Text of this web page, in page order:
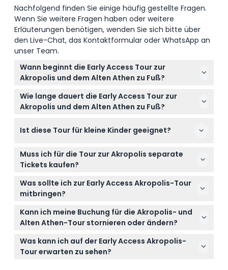
Nachfolgend finden Sie einige häufig gestellte Fragen.
Wenn Sie weitere Fragen haben oder weitere
Erläuterungen benötigen, wenden Sie sich bitte über
den Live-Chat, das Kontaktformular oder WhatsApp an
unser Team.
Wann beginnt die Early Access Tour zur
Akropolis und dem Alten Athen zu Fuß?
Die Touren beginnen früh am Morgen,
normalerweise um 8:15 Uhr oder 8:45 Uhr, was Ihnen
ein ruhiges und kühles Erlebnis vor dem Eintreffen
der Menschenmengen bietet (änderbar – bitte
zum Zeitpunkt der Buchung bestätigen).
Wie lange dauert die Early Access Tour zur
Akropolis und dem Alten Athen zu Fuß?
Akropolis sowie verschiedene historische Stätten im
(änderbar – bitte zum Zeitpunkt der Buchung
bestätigen).
Ist diese Tour für kleine Kinder geeignet?
Ja! Kinder unter 4 Jahren können kostenlos
teilnehmen, was die Tour zu einer
erkunden.
Muss ich für die Tour zur Akropolis separate
Tickets kaufen?
Wenn Sie eine Ticketoption ohne Eintritt enthalten
wählen, müssen Sie Ihre Akropolis-Tickets vor Ihrem
Tourtermin kaufen, um den Einlass mit Ihrer Gruppe
während Ihres zugewiesenen Zeitfensters zu
gewährleisten.
Was sollte ich zur Early Access Akropolis-Tour
mitbringen?
Bequeme Wanderschuhe, eine Flasche Wasser,
Sonnenschutz wie einen Hut und Sonnencreme
morgendliche Wandertour zu empfehlen.
Kann ich meine Buchung für die Akropolis- und
Alten Athen-Tour stornieren oder ändern?
Tickets sind nicht erstattungsfähig und können
nicht storniert werden, daher seien Sie vor der
Was kann ich auf der Early Access Akropolis-
Tour erwarten zu sehen?